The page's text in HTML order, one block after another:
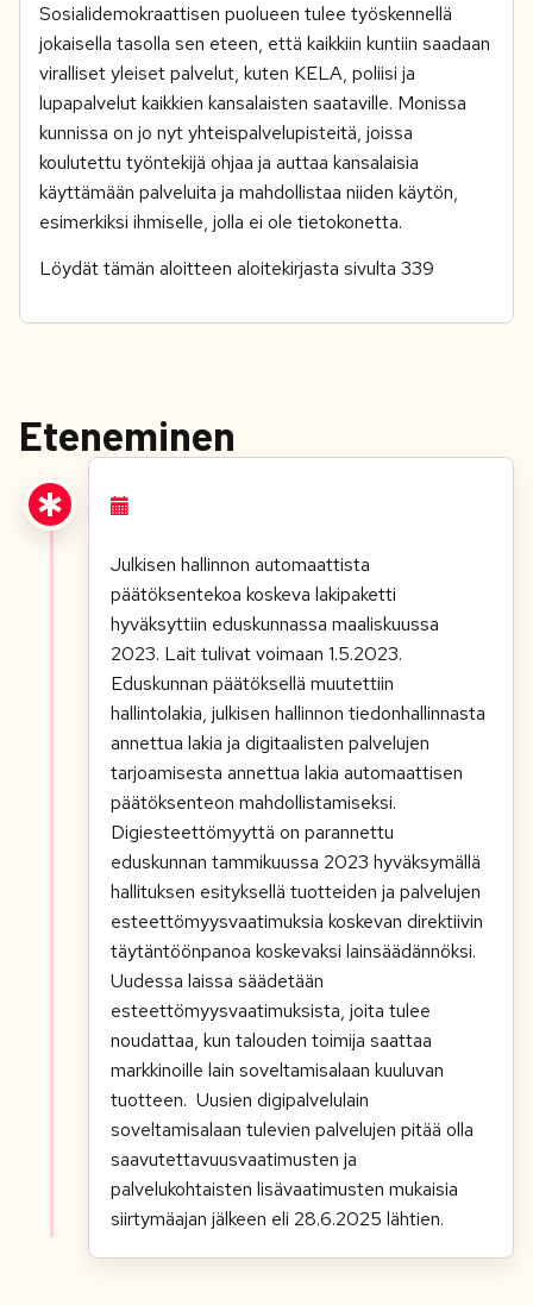
Sosialidemokraattisen puolueen tulee työskennellä
jokaisella tasolla sen eteen, että kaikkiin kuntiin saadaan
viralliset yleiset palvelut, kuten KELA, poliisi ja
lupapalvelut kaikkien kansalaisten saataville. Monissa
kunnissa on jo nyt yhteispalvelupisteitä, joissa
koulutettu työntekijä ohjaa ja auttaa kansalaisia
käyttämään palveluita ja mahdollistaa niiden käytön,
esimerkiksi ihmiselle, jolla ei ole tietokonetta.
Löydät tämän aloitteen aloitekirjasta sivulta 339
Eteneminen
Julkisen hallinnon automaattista
päätöksentekoa koskeva lakipaketti
hyväksyttiin eduskunnassa maaliskuussa
2023. Lait tulivat voimaan 1.5.2023.
Eduskunnan päätöksellä muutettiin
hallintolakia, julkisen hallinnon tiedonhallinnasta
annettua lakia ja digitaalisten palvelujen
tarjoamisesta annettua lakia automaattisen
päätöksenteon mahdollistamiseksi.
Digiesteettömyyttä on parannettu
eduskunnan tammikuussa 2023 hyväksymällä
hallituksen esityksellä tuotteiden ja palvelujen
esteettömyysvaatimuksia koskevan direktiivin
täytäntöönpanoa koskevaksi lainsäädännöksi.
Uudessa laissa säädetään
esteettömyysvaatimuksista, joita tulee
noudattaa, kun talouden toimija saattaa
markkinoille lain soveltamisalaan kuuluvan
tuotteen. Uusien digipalvelulain
soveltamisalaan tulevien palvelujen pitää olla
saavutettavuusvaatimusten ja
palvelukohtaisten lisävaatimusten mukaisia
siirtymäajan jälkeen eli 28.6.2025 lähtien.